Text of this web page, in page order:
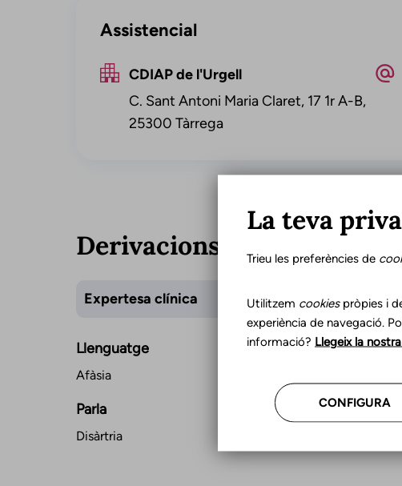
Assistencial
CDIAP de l'Urgell
C. Sant Antoni Maria Claret, 17 1r A-B,
25300 Tàrrega
Derivacions
Expertesa clínica
Llenguatge
Afàsia
Parla
Disàrtria
La teva
Trieu les preferències de
Utilitzem cookiespròpies i
experiència de navegació.
informació? Llegeix la
CONFIGURA